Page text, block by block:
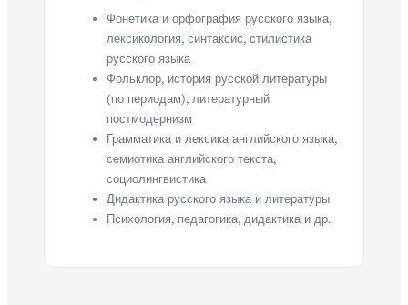
Фонетика и орфография русского языка,
лексикология, синтаксис, стилистика
русского языка
Фольклор, история русской литературы
(по периодам), литературный
постмодернизм
Грамматика и лексика английского языка,
семиотика английского текста,
социолингвистика
Дидактика русского языка и литературы
Психология, педагогика, дидактика и др.